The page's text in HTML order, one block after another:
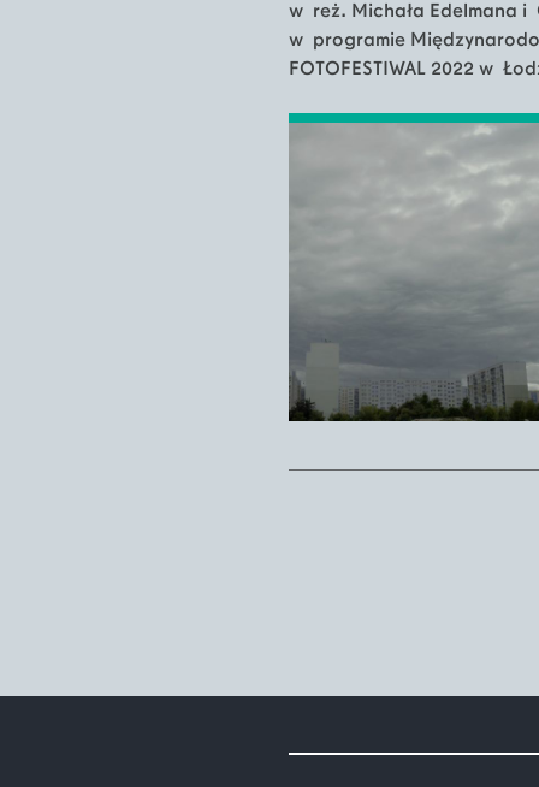
w reż. Michała Edelmana i
w programie
FOTOFESTIWAL 2022 w